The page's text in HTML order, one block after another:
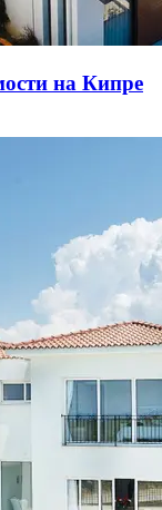
на Кипре